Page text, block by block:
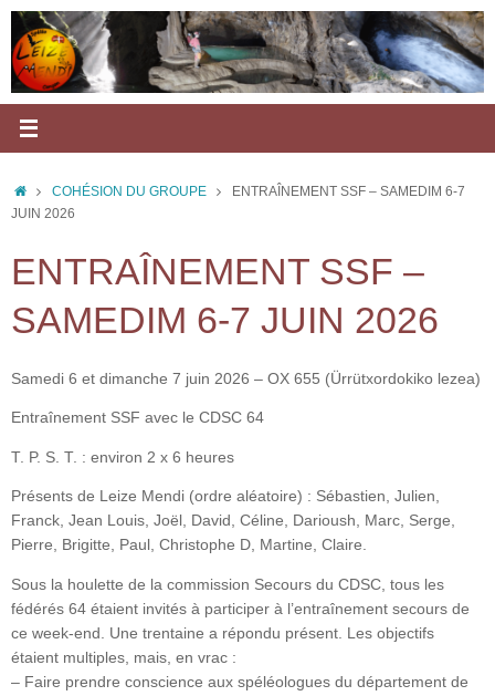
Passer
contenu
ACCUEIL
COHÉSION DU GROUPE
ENTRAÎNEMENT SSF – SAMEDIM 6-7
JUIN 2026
ENTRAÎNEMENT SSF –
SAMEDIM 6-7 JUIN 2026
Samedi 6 et dimanche 7 juin 2026 – OX 655 (Ürrütxordokiko lezea)
Entraînement SSF avec le CDSC 64
T. P. S. T. : environ 2 x 6 heures
Présents de Leize Mendi (ordre aléatoire) : Sébastien, Julien,
Franck, Jean Louis, Joël, David, Céline, Darioush, Marc, Serge,
Pierre, Brigitte, Paul, Christophe D, Martine, Claire.
Sous la houlette de la commission Secours du CDSC, tous les
fédérés 64 étaient invités à participer à l’entraînement secours de
ce week-end. Une trentaine a répondu présent. Les objectifs
étaient multiples, mais, en vrac :
– Faire prendre conscience aux spéléologues du département de